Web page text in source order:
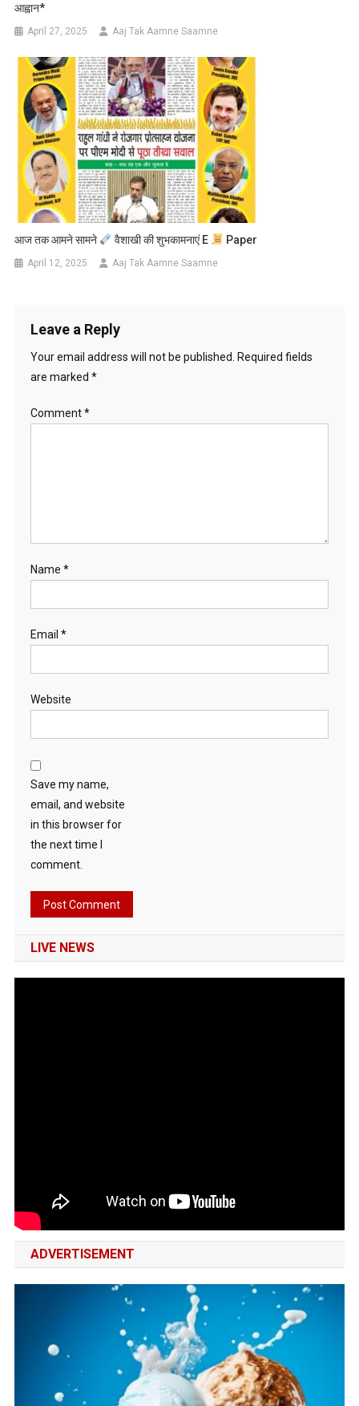
आह्वान*
April 27, 2025 Aaj Tak Aamne Saamne
आज तक आमने सामने वैशाखी की शुभकामनाएं E Paper
April 12, 2025 Aaj Tak Aamne Saamne
Leave a Reply
Your email address will not be published.
Required fields
are marked *
Comment*
Name *
Email *
Website
Save my name,
email, and website
in this browser for
the next time I
comment.
LIVE NEWS
ADVERTISEMENT